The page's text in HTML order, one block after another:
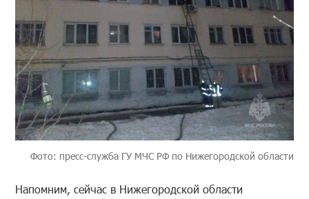
Фото: пресс-служба ГУ МЧС РФ по Нижегородской области
Напомним, сейчас в Нижегородской области